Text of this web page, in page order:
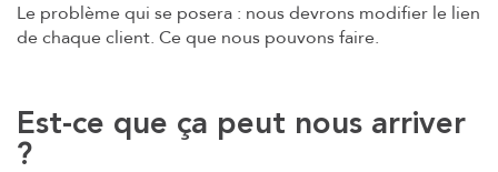
Le problème qui se posera : nous devrons modifier le lien
de chaque client. Ce que nous pouvons faire.
Est-ce que ça peut nous arriver
?